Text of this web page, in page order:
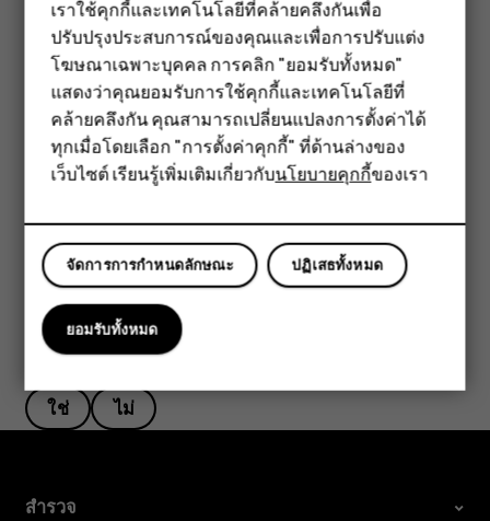
สมาร์ทโฟน
ฟีเจอร์โฟน
อุปกรณ์เสริม
แท็บเล็ต
กรองรายการรายชื่อ
แตะรายชื่อ>menu>settingsการตั้งค่าแตะเรียงตามหรือรูปแบบชื่อ
ใต้รายการรายชื่อ
นำเข้าหรือส่งออกรายชื่อ
ข้อมูลนี้มีประโยชน์กับคุณหรือไม่
ใช่ ไม่
สำรวจ
เราใช้คุกกี้และเทคโนโลยีที่คล้ายคลึงกันเพื่อ
ปรับปรุงประสบการณ์ของคุณและเพื่อการปรับแต่ง
โฆษณาเฉพาะบุคคล การคลิก "ยอมรับทั้งหมด"
แสดงว่าคุณยอมรับการใช้คุกกี้และเทคโนโลยีที่
คล้ายคลึงกัน คุณสามารถเปลี่ยนแปลงการตั้งค่าได้
ทุกเมื่อโดยเลือก "การตั้งค่าคุกกี้" ที่ด้านล่างของ
เว็บไซต์ เรียนรู้เพิ่มเติมเกี่ยวกับนโยบายคุกกี้ของเรา
ปฏิเสธทั้งหมด
จัดการการกำหนดลักษณะ
ยอมรับทั้งหมด